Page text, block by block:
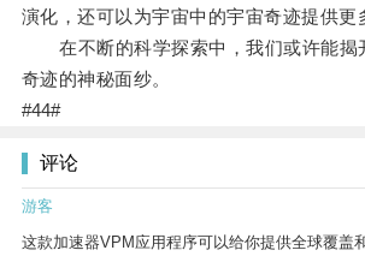
演化，还可以为宇宙中的宇宙奇迹提供更
在不断的科学探索中，我们或许能揭
奇迹的神秘面纱。
#44#
评论
游客
这款加速器VPM应用程序可以给你提供全球覆盖